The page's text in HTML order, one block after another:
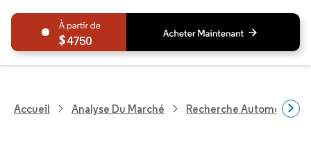
4750
Accueil Analyse Du Marché Recherche Automobile